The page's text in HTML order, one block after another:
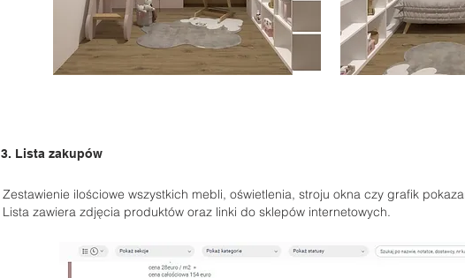
3. Lista zakupów
Zestawienie ilościowe wszystkich mebli, oświetlenia, stroju okna czy grafik
Lista zawiera zdjęcia produktów oraz linki do sklepów internetowych.